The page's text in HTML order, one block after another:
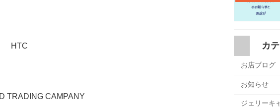
HTC
TRADING CAMPANY
カ
お店ブログ
お知らせ
ジェリーキ